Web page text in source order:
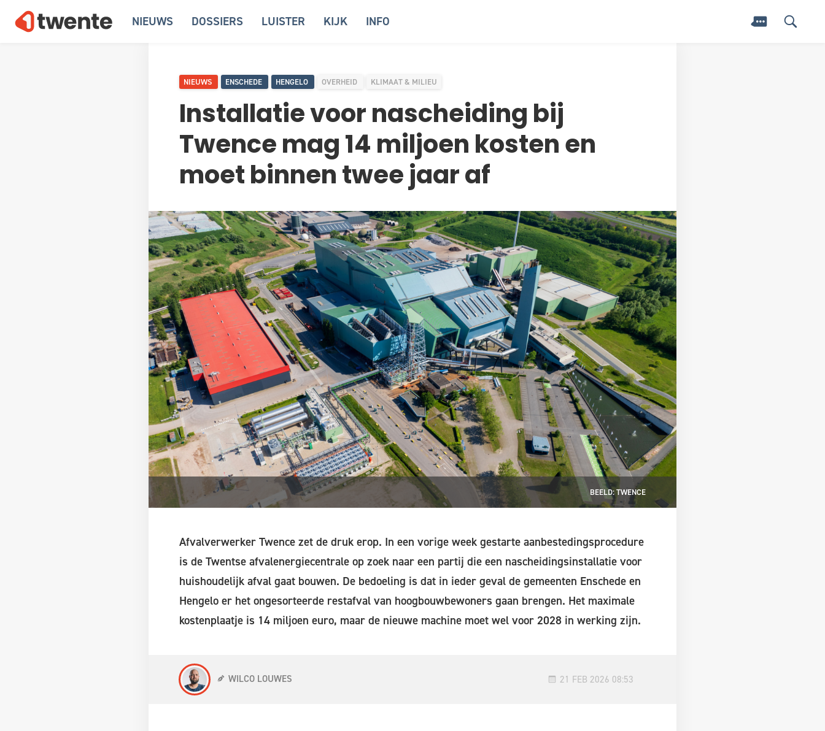
NIEUWS DOSSIERS LUISTER KIJK INFO
NIEUWS ENSCHEDE HENGELO OVERHEID KLIMAAT & MILIEU
Installatie voor nascheiding bij
Twence mag 14 miljoen kosten en
moet binnen twee jaar af
BEELD: TWENCE
Afvalverwerker Twence zet de druk erop. In een vorige week gestarte aanbestedingsprocedure
is de Twentse afvalenergiecentrale op zoek naar een partij die een nascheidingsinstallatie voor
huishoudelijk afval gaat bouwen. De bedoeling is dat in ieder geval de gemeenten Enschede en
Hengelo er het ongesorteerde restafval van hoogbouwbewoners gaan brengen. Het maximale
kostenplaatje is 14 miljoen euro, maar de nieuwe machine moet wel voor 2028 in werking zijn.
WILCO LOUWES 21 FEB 2026 08:53